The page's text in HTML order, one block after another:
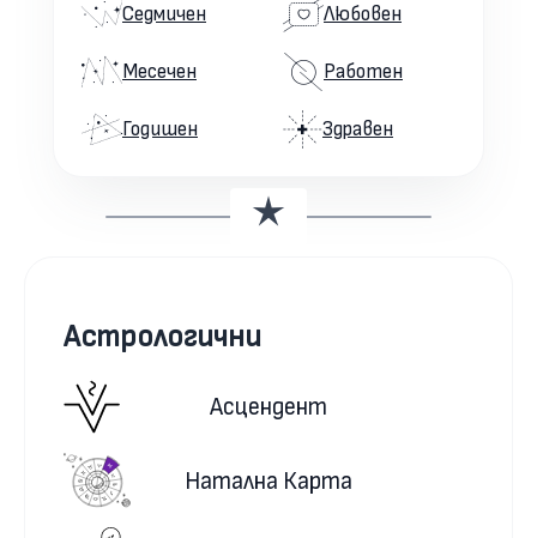
Седмичен
Месечен
Годишен
Любовен
Работен
Здравен
Астрологични
Асцендент
Натална Карта